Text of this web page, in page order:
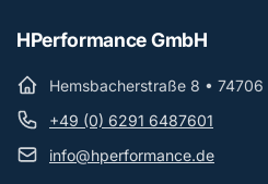
HPerformance GmbH
Hemsbacherstraße 8 •
+49 (0) 6291 6487601
info@hperformance.de